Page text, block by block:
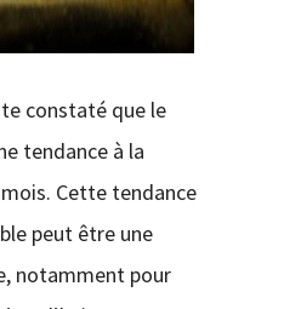
constaté que le
tendance à la
Cette tendance
peut être une
notamment pour